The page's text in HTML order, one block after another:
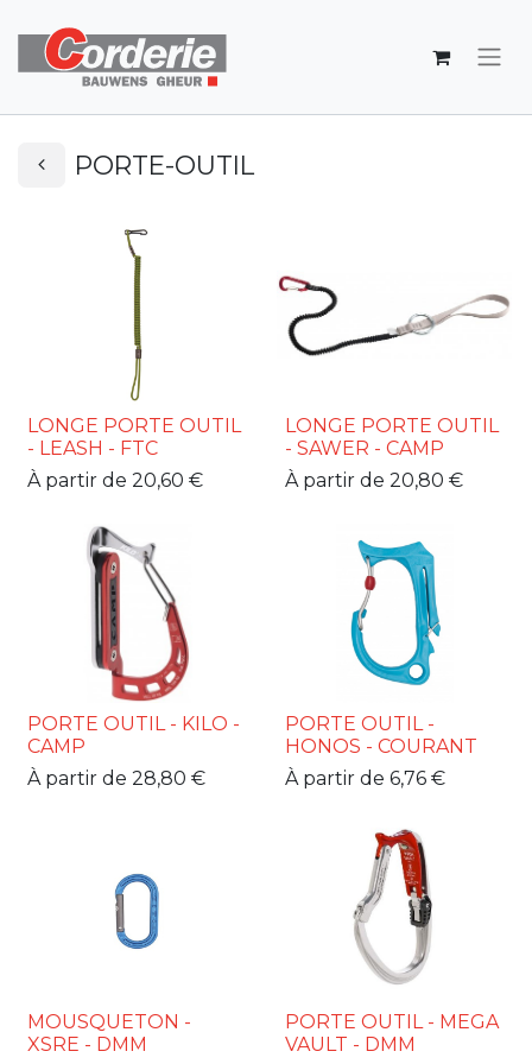
PORTE-OUTIL
LONGE PORTE OUTIL
- LEASH - FTC
À partir de 20,60 €
LONGE PORTE OUTIL
- SAWER - CAMP
À partir de 20,80 €
PORTE OUTIL - KILO -
CAMP
À partir de 28,80 €
PORTE OUTIL -
HONOS - COURANT
À partir de 6,76€
MOUSQUETON -
XSRE - DMM
PORTE OUTIL - MEGA
VAULT - DMM